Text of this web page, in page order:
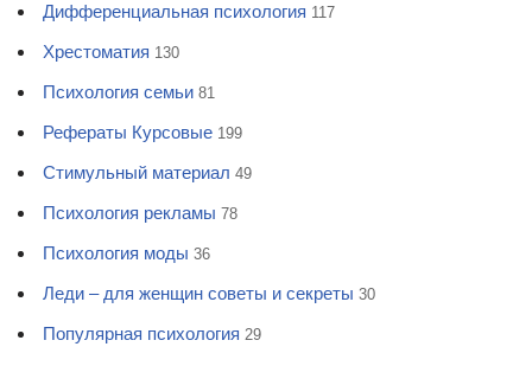
Дифференциальная психология 117
Хрестоматия 130
Психология семьи 81
Рефераты Курсовые 199
Стимульный материал 49
Психология рекламы 78
Психология моды 36
Леди – для женщин советы и секреты 30
Популярная психология 29